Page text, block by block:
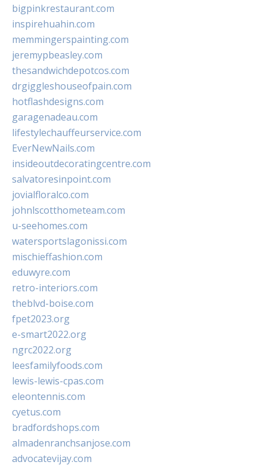
bigpinkrestaurant.com
inspirehuahin.com
memmingerspainting.com
jeremypbeasley.com
thesandwichdepotcos.com
drgiggleshouseofpain.com
hotflashdesigns.com
garagenadeau.com
lifestylechauffeurservice.com
EverNewNails.com
insideoutdecoratingcentre.com
salvatoresinpoint.com
jovialfloralco.com
johnlscotthometeam.com
u-seehomes.com
watersportslagonissi.com
mischieffashion.com
eduwyre.com
retro-interiors.com
theblvd-boise.com
fpet2023.org
e-smart2022.org
ngrc2022.org
leesfamilyfoods.com
lewis-lewis-cpas.com
eleontennis.com
cyetus.com
bradfordshops.com
almadenranchsanjose.com
advocatevijay.com